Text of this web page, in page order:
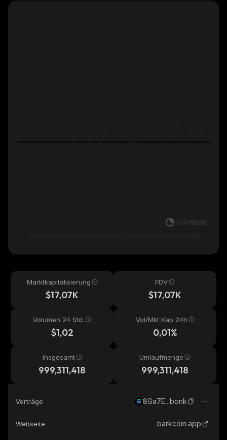
Marktkapitalisierung
$17,07K
FDV
$17,07K
Volumen 24 Std.
$1,02
Vol/Mkt Kap 24h
0,01%
Insgesamt
999,311,418
Umlaufmenge
999,311,418
Verträge 8Ga7E...bonk
Webseite barkcoin.app